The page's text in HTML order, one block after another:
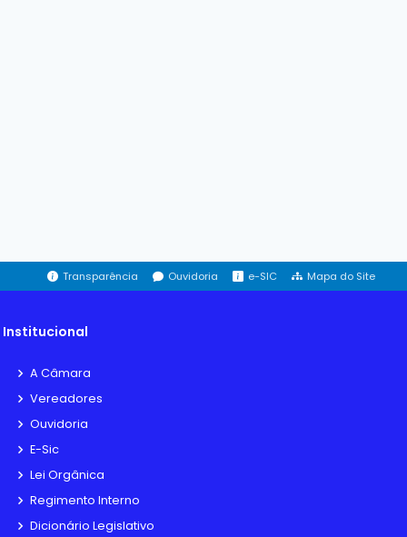
Transparência Ouvidoria e-SIC Mapa do Site
Institucional
A Câmara
Vereadores
Ouvidoria
E-Sic
Lei Orgânica
Regimento Interno
Dicionário Legislativo